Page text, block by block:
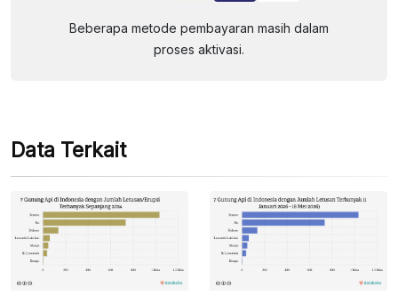
Beberapa metode pembayaran masih dalam
proses aktivasi.
Data Terkait